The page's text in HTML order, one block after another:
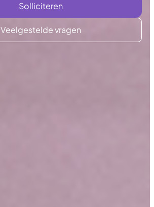
Solliciteren
Veelgestelde vragen